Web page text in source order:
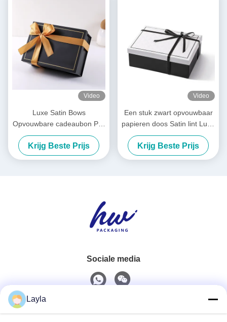
Video
Luxe Satin Bows
Opvouwbare cadeaubon Pre
Tied Opvouwbare
verpakkingsdoos
Krijg Beste Prijs
Video
Een stuk zwart opvouwbaar
papieren doos Satin lint Luxe
wit opvouwbaar doos
Krijg Beste Prijs
Sociale media
Layla